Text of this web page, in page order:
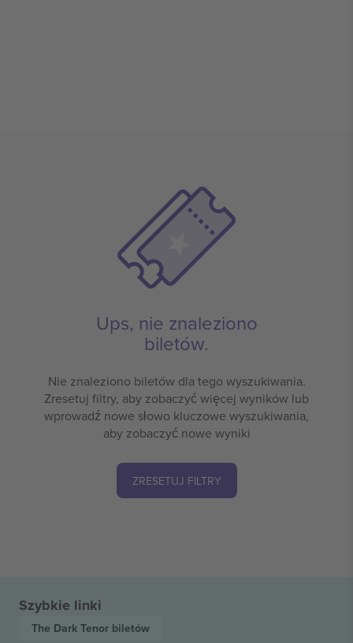
Ups, nie znaleziono
biletów.
Nie znaleziono biletów dla tego wyszukiwania.
Zresetuj filtry, aby zobaczyć więcej wyników lub
wprowadź nowe słowo kluczowe wyszukiwania,
aby zobaczyć nowe wyniki
ZRESETUJ FILTRY
Szybkie linki
The Dark Tenor biletów